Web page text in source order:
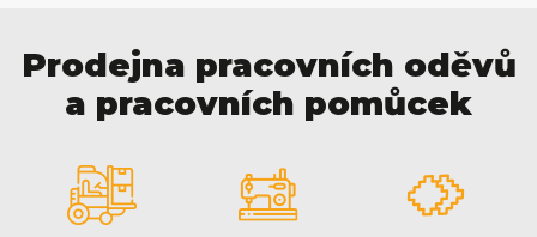
Prodejna pracovních oděvů
a pracovních pomůcek